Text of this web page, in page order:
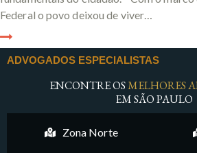
Federal o povo deixou de viver…
ADVOGADOS ESPECIALISTAS
ENCONTRE OSMELHORES
EM SÃO PAULO
Zona Norte